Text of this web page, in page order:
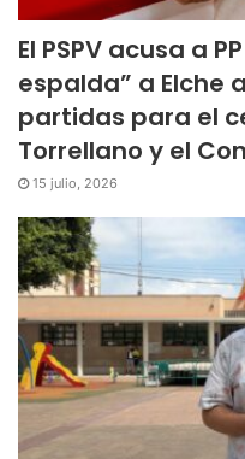
El PSPV acusa a
espalda” a Elche
partidas para el
Torrellano y el
15 julio, 2026